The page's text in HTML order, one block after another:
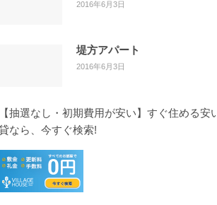
2016年6月3日
堤方アパート
2016年6月3日
【抽選なし・初期費用が安い】すぐ住める安
なら、今すぐ検索!